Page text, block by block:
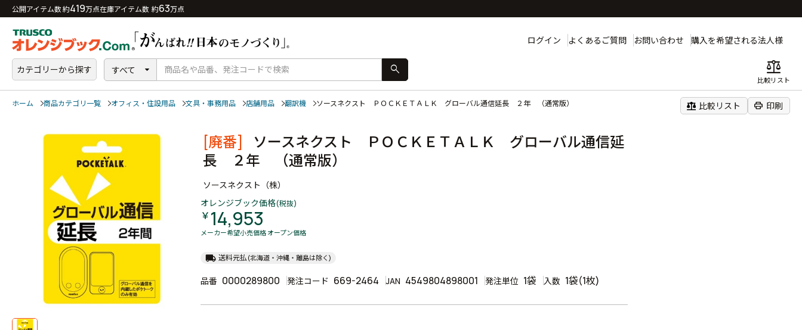
公開アイテム数 約419万点在庫アイテム数 約63万点
ログイン よくあるご質問 お問い合わせ 購入を希望される法人様
カテゴリーから探す すべて search balance
比較リスト
ホーム 商品カテゴリ一覧 オフィス・住設用品 文具・事務用品 店舗用品 翻訳機 ソースネクスト ＰＯＣＫＥＴＡＬＫ グローバル通信延長 ２年 （通常版） balance 比較リスト print 印刷
[廃番]
ソースネクスト ＰＯＣＫＥＴＡＬＫ グローバル通信延
長 ２年 （通常版）
ソースネクスト（株）
オレンジブック価格(税抜)
￥ 14,953
メーカー希望小売価格 オープン価格
local_shipping 送料元払 (北海道・沖縄・離島は除く)
品番 0000289800 発注コード 669-2464 JAN 4549804898001 発注単位 1袋 入数 1袋(1枚)